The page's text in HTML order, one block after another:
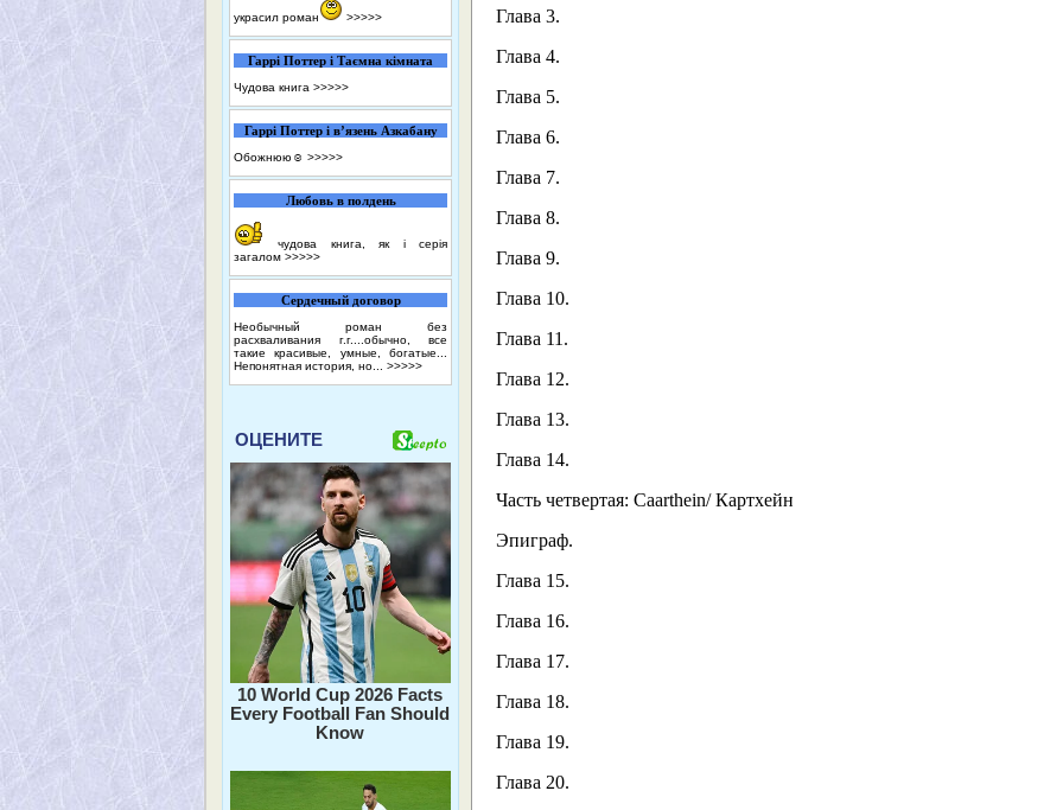
украсил роман >>>>>
Гаррі Поттер і Таємна кімната
Чудова книга >>>>>
Гаррі Поттер і в’язень Азкабану
Обожнюю☺️ >>>>>
Любовь в полдень
чудова книга, як і серія
загалом >>>>>
Сердечный договор
Необычный роман без
расхваливания г.г....обычно, все
такие красивые, умные, богатые...
Непонятная история, но... >>>>>
ОЦЕНИТЕ
10 World Cup 2026 Facts
Every Football Fan Should
Know
Глава 3.
Глава 4.
Глава 5.
Глава 6.
Глава 7.
Глава 8.
Глава 9.
Глава 10.
Глава 11.
Глава 12.
Глава 13.
Глава 14.
Часть четвертая: Caarthein/ Картхейн
Эпиграф.
Глава 15.
Глава 16.
Глава 17.
Глава 18.
Глава 19.
Глава 20.